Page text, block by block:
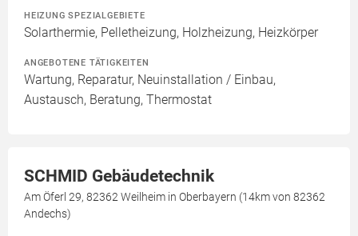
HEIZUNG SPEZIALGEBIETE
Solarthermie, Pelletheizung, Holzheizung, Heizkörper
ANGEBOTENE TÄTIGKEITEN
Wartung, Reparatur, Neuinstallation / Einbau,
Austausch, Beratung, Thermostat
SCHMID Gebäudetechnik
Am Öferl 29, 82362 Weilheim in Oberbayern (14km von 82362
Andechs)